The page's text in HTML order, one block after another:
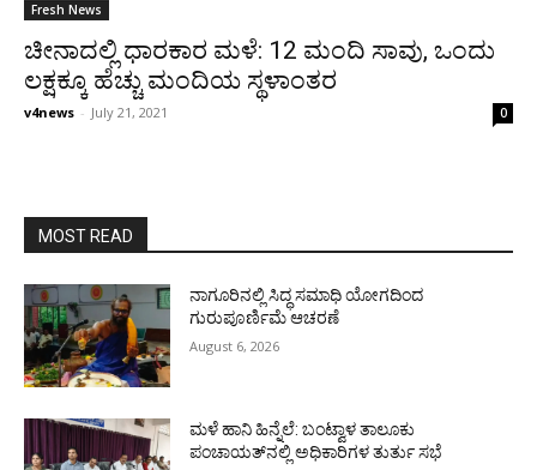
Fresh News
ಚೀನಾದಲ್ಲಿ ಧಾರಕಾರ ಮಳೆ: 12 ಮಂದಿ ಸಾವು, ಒಂದು
ಲಕ್ಷಕ್ಕೂ ಹೆಚ್ಚು ಮಂದಿಯ ಸ್ಥಳಾಂತರ
v4news - July 21, 2021 0
MOST READ
ನಾಗೂರಿನಲ್ಲಿ ಸಿದ್ಧ ಸಮಾಧಿ ಯೋಗದಿಂದ
ಗುರುಪೂರ್ಣಿಮೆ ಆಚರಣೆ
August 6, 2026
ಮಳೆ ಹಾನಿ ಹಿನ್ನೆಲೆ: ಬಂಟ್ವಾಳ ತಾಲೂಕು
ಪಂಚಾಯತ್‌ನಲ್ಲಿ ಅಧಿಕಾರಿಗಳ ತುರ್ತು ಸಭೆ